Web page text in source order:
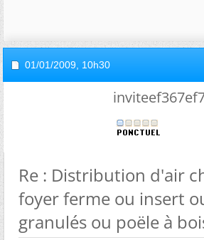
01/01/2009, 10h30
Re : Distribution d'air
foyer ferme ou insert
granulés ou poële à